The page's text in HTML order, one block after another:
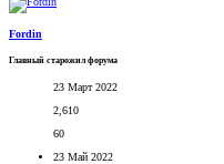
Fordin
Главный старожил форума
23 Март 2022
2,610
60
23 Май 2022